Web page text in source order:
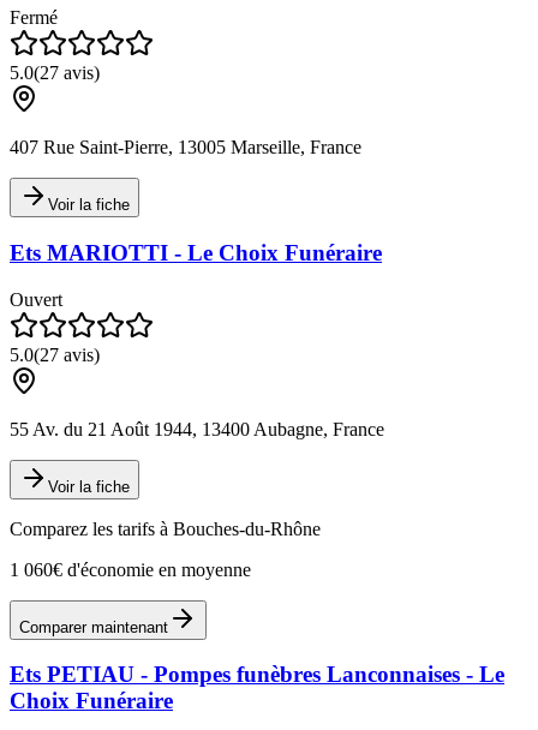
Fermé
5.0(27 avis)
407 Rue Saint-Pierre, 13005 Marseille, France
Voir la fiche
Ets MARIOTTI - Le Choix Funéraire
Ouvert
5.0(27 avis)
55 Av. du 21 Août 1944, 13400 Aubagne, France
Voir la fiche
Comparez les tarifs à Bouches-du-Rhône
1 060€ d'économie en moyenne
Comparer maintenant
Ets PETIAU - Pompes funèbres Lanconnaises - Le
Choix Funéraire